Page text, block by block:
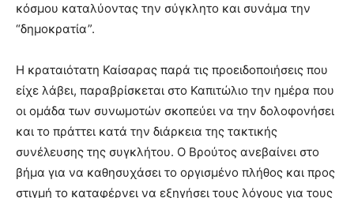
κόσμου καταλύοντας την σύγκλητο και συνάμα την
“δημοκρατία”.
Η κραταιότατη Καίσαρας παρά τις προειδοποιήσεις που
είχε λάβει, παραβρίσκεται στο Καπιτώλιο την ημέρα που
οι ομάδα των συνωμοτών σκοπεύει να την δολοφονήσει
και το πράττει κατά την διάρκεια της τακτικής
συνέλευσης της συγκλήτου. Ο Βρούτος ανεβαίνει στο
βήμα για να καθησυχάσει το οργισμένο πλήθος και προς
στιγμή το καταφέρνει να εξηγήσει τους λόγους για τους